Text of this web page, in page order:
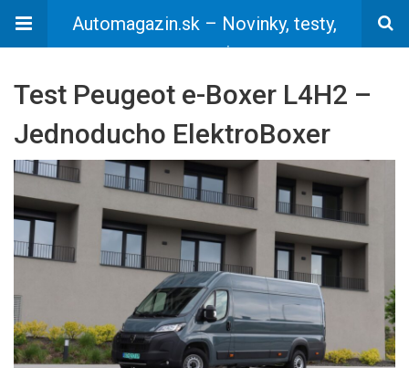
Automagazin.sk – Novinky, testy,
recenzie
Test Peugeot e-Boxer L4H2 –
Jednoducho ElektroBoxer